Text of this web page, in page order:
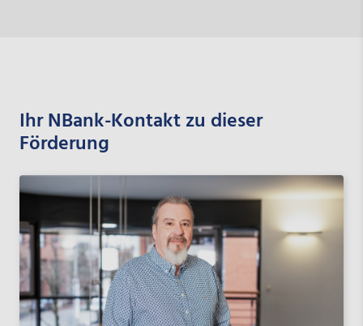
Ihr NBank-Kontakt zu dieser
Förderung